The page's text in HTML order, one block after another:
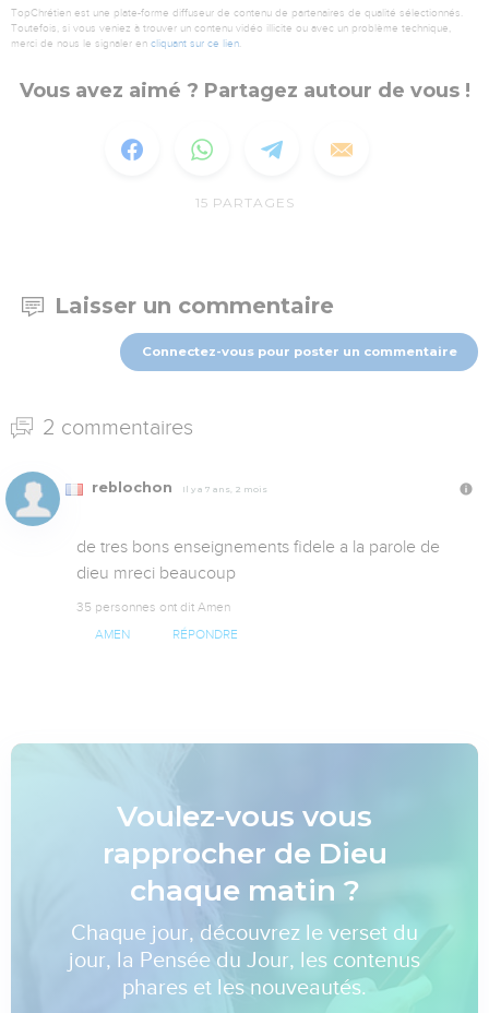
TopChrétien est une plate-forme diffuseur de contenu de partenaires de qualité sélectionnés.
Toutefois, si vous veniez à trouver un contenu vidéo illicite ou avec un problème technique,
merci de nous le signaler en cliquant sur ce lien.
Vous avez aimé ? Partagez autour de vous !
15 PARTAGES
Laisser un commentaire
Connectez-vous pour poster un commentaire
2 commentaires
reblochon Il y a 7 ans, 2 mois
de tres bons enseignements fidele a la parole de
dieu mreci beaucoup
35 personnes ont dit Amen
AMEN RÉPONDRE
Voulez-vous vous
rapprocher de Dieu
chaque matin ?
Chaque jour, découvrez le verset du
jour, la Pensée du Jour, les contenus
phares et les nouveautés.